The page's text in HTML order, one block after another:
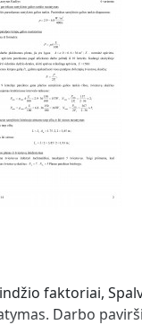
faktoriai,
Darbo